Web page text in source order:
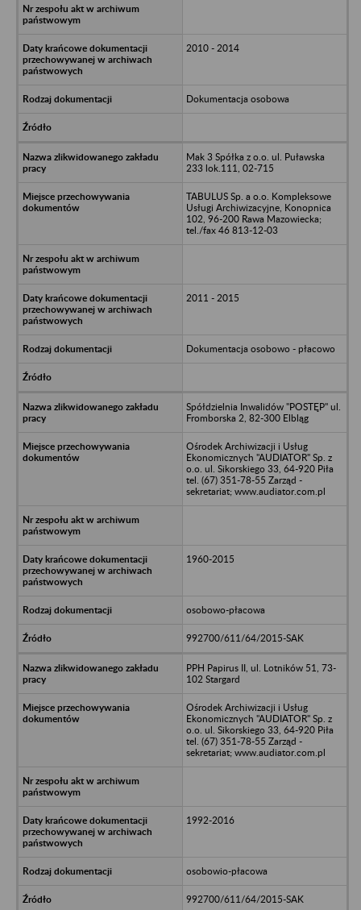
2010 - 2014
Dokumentacja osobowa
Mak 3 Spółka z o.o. ul. Puławska
233 lok.111, 02-715
TABULUS Sp. a o.o. Kompleksowe
Usługi Archiwizacyjne, Konopnica
102, 96-200 Rawa Mazowiecka;
tel./fax 46 813-12-03
2011 - 2015
Dokumentacja osobowo - płacowo
Spółdzielnia Inwalidów "POSTĘP" ul.
Fromborska 2, 82-300 Elbląg
Ośrodek Archiwizacji i Usług
Ekonomicznych "AUDIATOR" Sp. z
o.o. ul. Sikorskiego 33, 64-920 Piła
tel. (67) 351-78-55 Zarząd -
sekretariat; www.audiator.com.pl
1960-2015
osobowo-płacowa
992700/611/64/2015-SAK
PPH Papirus II, ul. Lotników 51, 73-
102 Stargard
Ośrodek Archiwizacji i Usług
Ekonomicznych "AUDIATOR" Sp. z
o.o. ul. Sikorskiego 33, 64-920 Piła
tel. (67) 351-78-55 Zarząd -
sekretariat; www.audiator.com.pl
1992-2016
osobowio-płacowa
992700/611/64/2015-SAK